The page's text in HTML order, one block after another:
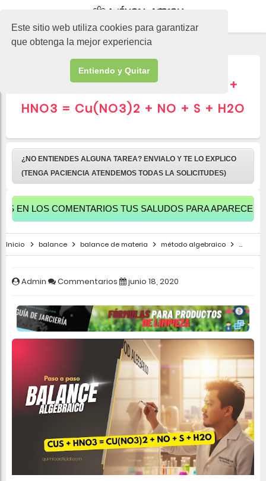
Este sitio web utiliza cookies para garantizar
que obtenga la mejor experiencia
Entiendo y Quitar
Balance M. Algebraico CuS +
HNO3 = Cu(NO3)2 + NO + S + H2O
¿NO ENTIENDES ALGUNA TAREA? ENVIALO Y TE LO EXPLICO
(TENGA PACIENCIA ATENDEMOS TODAS LA SOLICITUDES)
COMENTARIOS TUS SALUDOS PARA APARECER AQUÍ
Inicio balance balance de materia método algebraico pasos
Admin Commentarios junio 18, 2020